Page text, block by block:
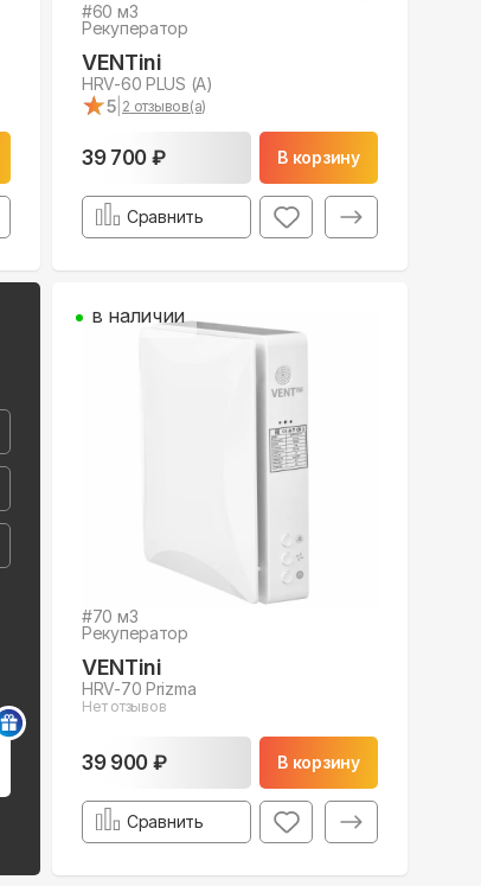
#60 м3
Рекуператор
VENTini
HRV-60 PLUS (A)
★
★5 2 отзывов(а)
39 700 ₽ В корзину
Сравнить
#70 м3
Рекуператор
VENTini
HRV-70 Prizma
Нет отзывов
39 900 ₽ В корзину
в наличии
Сравнить